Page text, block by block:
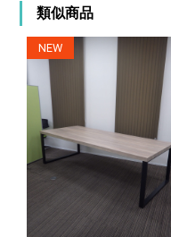
類似商品
NEW